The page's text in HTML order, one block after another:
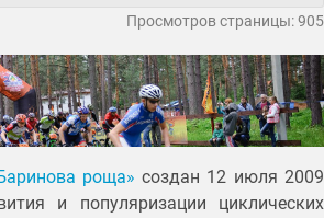
Просмотров страницы: 905
роща» создан 12 июля 2009
и популяризации циклических